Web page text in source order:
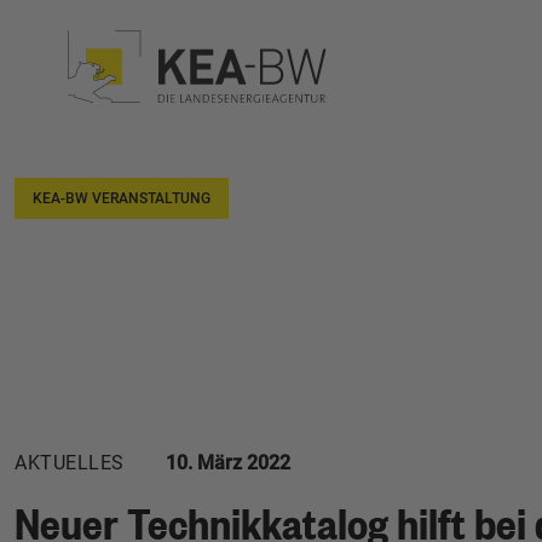
KEA-BW VERANSTALTUNG
AKTUELLES 10. März 2022
Neuer Technikkatalog hilft bei